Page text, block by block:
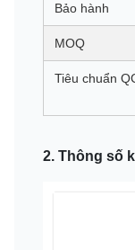
Bảo hành
MOQ
Tiêu chuẩn
2. Thông số